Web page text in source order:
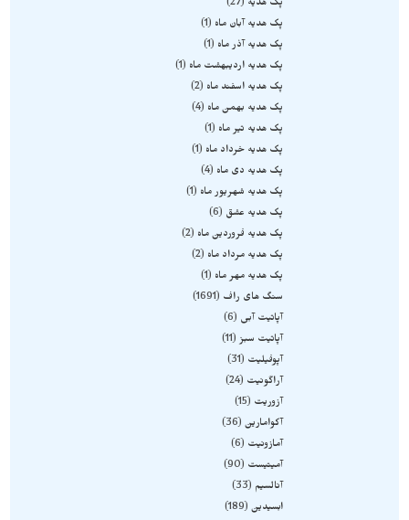
پک هدیه
27
پک هدیه آبان ماه
1
پک هدیه آذر ماه
1
پک هدیه اردیبهشت ماه
1
پک هدیه اسفند ماه
2
پک هدیه بهمن ماه
4
پک هدیه تیر ماه
1
پک هدیه خرداد ماه
1
پک هدیه دی ماه
4
پک هدیه شهریور ماه
1
پک هدیه عشق
6
پک هدیه فروردین ماه
2
پک هدیه مرداد ماه
2
پک هدیه مهر ماه
1
سنگ های راف
1691
آپاتیت آبی
6
آپاتیت سبز
11
آپوفیلیت
31
آراگونیت
24
آزوریت
15
آکوامارین 36
آمازونیت
6
آمیتیست
90
آنالسیم
33
ابسیدین 189